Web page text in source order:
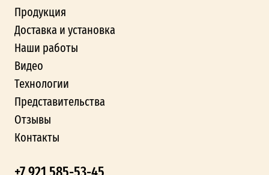
Продукция
Доставка и установка
Наши работы
Видео
Технологии
Представительства
Отзывы
Контакты